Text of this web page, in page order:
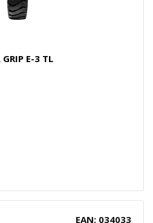
E-3 TL
EAN: 034033